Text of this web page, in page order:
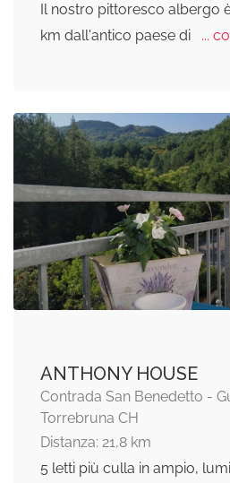
Il nostro pittoresco albergo
km dall'antico paese di
...
ANTHONY HOUSE
Contrada San Benedetto -
Torrebruna CH
Distanza: 21,8 km
5 letti più culla in ampio,